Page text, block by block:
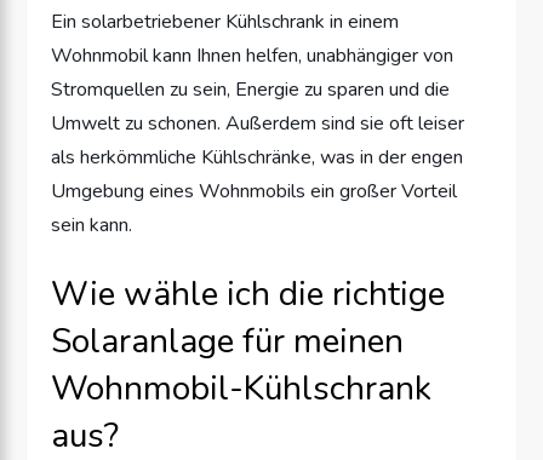
Ein solarbetriebener Kühlschrank in einem
Wohnmobil kann Ihnen helfen, unabhängiger von
Stromquellen zu sein, Energie zu sparen und die
Umwelt zu schonen. Außerdem sind sie oft leiser
als herkömmliche Kühlschränke, was in der engen
Umgebung eines Wohnmobils ein großer Vorteil
sein kann.
Wie wähle ich die richtige
Solaranlage für meinen
Wohnmobil-Kühlschrank
aus?